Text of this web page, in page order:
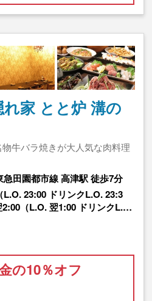
家 とと炉 溝の
牛バラ焼きが大人気な肉料理
田園都市線 高津駅 徒歩7分
23:00 ドリンクL.O. 23:3
（L.O. 翌1:00 ドリンクL.…
の10％オフ